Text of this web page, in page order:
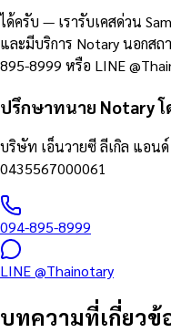
ได้ครับ — เรารับเคสด่วน
และมีบริการ Notary นอกส
895-8999 หรือ LINE
ปรึกษาทนาย Notary โ
บริษัท เอ็นวายซี ลีเกิล แอนด์
0435567000061
094-895-8999
LINE@Thainotary
บทความที่เกี่ยวข้